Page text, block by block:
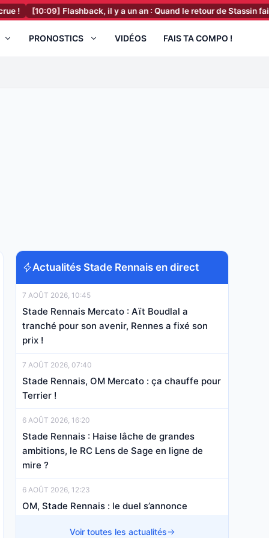
Flashback, il y a un an : Quand le retour de Stassin faisait vibrer
PRONOSTICS VIDÉOS FAIS TA COMPO !
Actualités Stade Rennais en direct
7 AOÛT 2026, 10:45
Stade Rennais Mercato : Aït Boudlal a
tranché pour son avenir, Rennes a fixé son
prix !
7 AOÛT 2026, 07:40
Stade Rennais, OM Mercato : ça chauffe pour
Terrier !
6 AOÛT 2026, 16:20
Stade Rennais : Haise lâche de grandes
ambitions, le RC Lens de Sage en ligne de
mire ?
6 AOÛT 2026, 12:23
OM, Stade Rennais : le duel s’annonce
Voir toutes les actualités